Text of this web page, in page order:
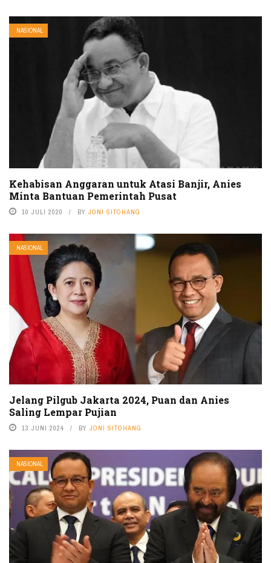
NASIONAL
Kehabisan Anggaran untuk Atasi Banjir, Anies
Minta Bantuan Pemerintah Pusat
10 JULI 2020 BY JONI SITOHANG
NASIONAL
Jelang Pilgub Jakarta 2024, Puan dan Anies
Saling Lempar Pujian
13 JUNI 2024 BY JONI SITOHANG
NASIONAL